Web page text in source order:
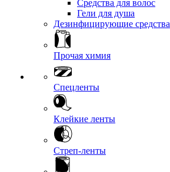
Средства для волос
Гели для душа
Дезинфицирующие средства
Прочая химия
Спецленты
Клейкие ленты
Стреп-ленты